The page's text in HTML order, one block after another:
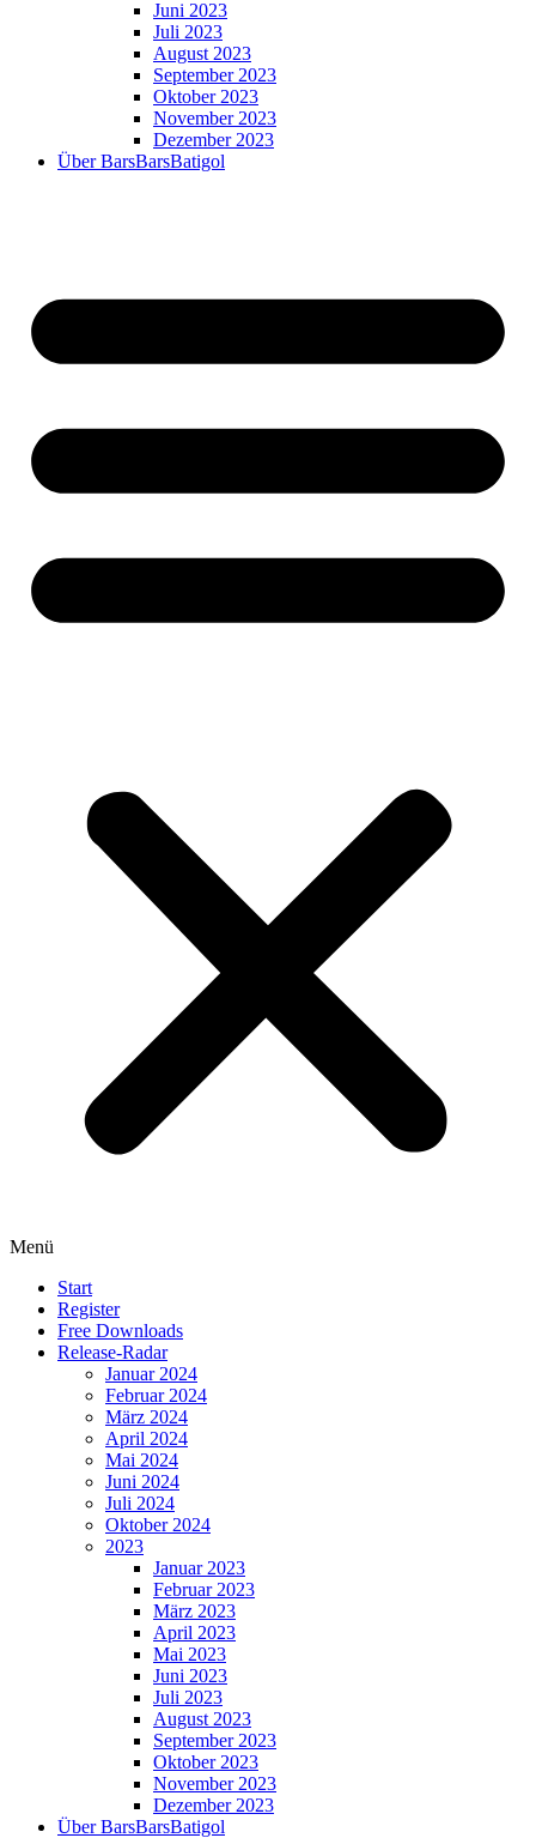
Juni 2023
Juli 2023
August 2023
September 2023
Oktober 2023
November 2023
Dezember 2023
Über BarsBarsBatigol
Menü
Start
Register
Free Downloads
Release-Radar
Januar 2024
Februar 2024
März 2024
April 2024
Mai 2024
Juni 2024
Juli 2024
Oktober 2024
2023
Januar 2023
Februar 2023
März 2023
April 2023
Mai 2023
Juni 2023
Juli 2023
August 2023
September 2023
Oktober 2023
November 2023
Dezember 2023
Über BarsBarsBatigol